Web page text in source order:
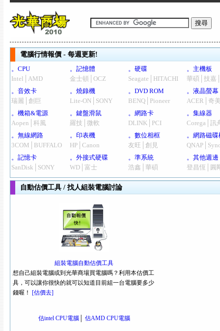
電腦行情報價 - 每週更新!
。CPU
Intel│AMD
。記憶體
金士頓│OCZ
。硬碟
Seagate│HITACHI
。主機板
華碩│技嘉
。音效卡
瑞麗│創巨
。燒錄機
Lite-ON│SONY
。DVD ROM
BENQ│Pioneer
。液晶螢幕
ACER│奇
。機箱&電源
Aopen│科風
。鍵盤滑鼠
羅技│微軟
。網路卡
DLINK│PCI
。集線器
Corega│訊
。無線網路
3COM│BUFFALO
。印表機
HP│Canon
。數位相框
友旺│創見
。網路磁碟
。記憶卡
SanDisk│SONY
。外接式硬碟
WD│富士
。準系統
浩鑫│華碩
。其他週邊
登昌恆│圓
自動估價工具 / 找人組裝電腦討論
組裝電腦自動估價工具
想自己組裝電腦或到光華商場買電腦嗎？利用本估價工
具，可以讓你很快的就可以知道目前組一台電腦要多少
錢喔！ [估價去]
估intel CPU電腦│ 估AMD CPU電腦